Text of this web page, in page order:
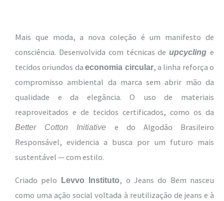
Mais que moda, a nova coleção é um manifesto de
consciência. Desenvolvida com técnicas deupcycling e
tecidos oriundos daeconomia circular, a linha reforça o
compromisso ambiental da marca sem abrir mão da
qualidade e da elegância. O uso de materiais
reaproveitados e de tecidos certificados, como os da
Better Cotton Initiative e do Algodão Brasileiro
Responsável, evidencia a busca por um futuro mais
sustentável — com estilo.
Criado pelo Levvo Instituto, o Jeans do Bem nasceu
como uma ação social voltada à reutilização de jeans e à